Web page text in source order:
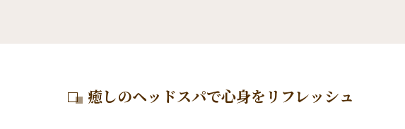
癒しのヘッドスパで心身をリフレッシュ